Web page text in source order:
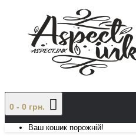
0 - 0 грн.
Ваш кошик порожній!